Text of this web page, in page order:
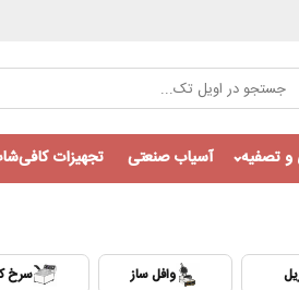
و تصفیه آسیاب صنعتی تجهیزات
وافل ساز سرخ